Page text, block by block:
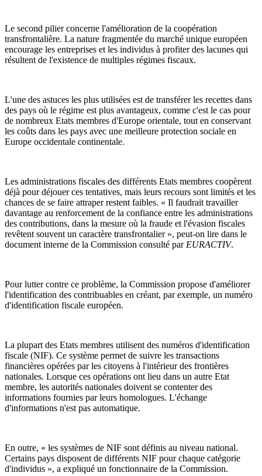
Le second pilier concerne l'amélioration de la coopération
transfrontalière. La nature fragmentée du marché unique européen
encourage les entreprises et les individus à profiter des lacunes qui
résultent de l'existence de multiples régimes fiscaux.
L'une des astuces les plus utilisées est de transférer les recettes dans
des pays où le régime est plus avantageux, comme c'est le cas pour
de nombreux Etats membres d'Europe orientale, tout en conservant
les coûts dans les pays avec une meilleure protection sociale en
Europe occidentale continentale.
Les administrations fiscales des différents Etats membres coopèrent
déjà pour déjouer ces tentatives, mais leurs recours sont limités et les
chances de se faire attraper restent faibles. « Il faudrait travailler
davantage au renforcement de la confiance entre les administrations
des contributions, dans la mesure où la fraude et l'évasion fiscales
revêtent souvent un caractère transfrontalier », peut-on lire dans le
document interne de la Commission consulté par EURACTIV.
Pour lutter contre ce problème, la Commission propose d'améliorer
l'identification des contribuables en créant, par exemple, un numéro
d'identification fiscale européen.
La plupart des Etats membres utilisent des numéros d'identification
fiscale (NIF). Ce système permet de suivre les transactions
financières opérées par les citoyens à l'intérieur des frontières
nationales. Lorsque ces opérations ont lieu dans un autre Etat
membre, les autorités nationales doivent se contenter des
informations fournies par leurs homologues. L'échange
d'informations n'est pas automatique.
En outre, « les systèmes de NIF sont définis au niveau national.
Certains pays disposent de différents NIF pour chaque catégorie
d'individus », a expliqué un fonctionnaire de la Commission.